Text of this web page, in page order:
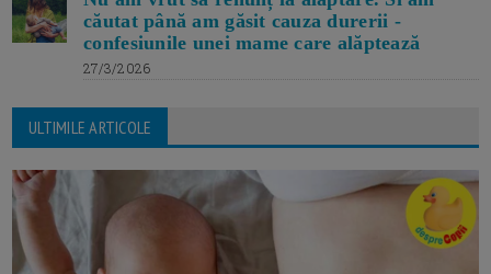
căutat până am găsit cauza durerii -
confesiunile unei mame care alăptează
27/3/2026
ULTIMILE ARTICOLE